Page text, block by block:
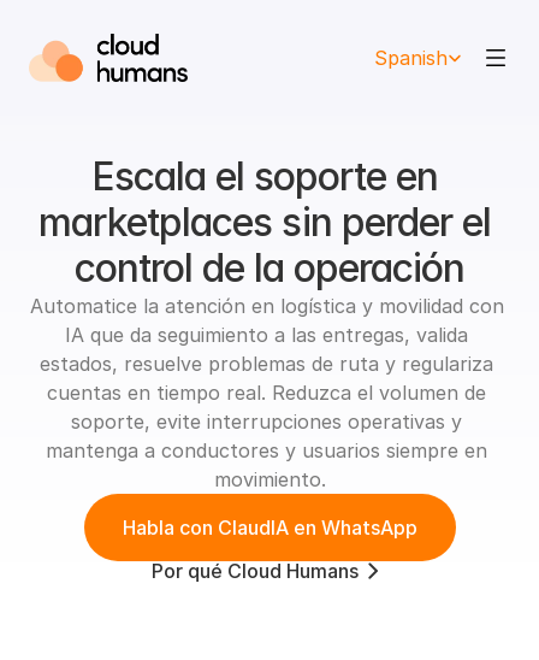
Spanish
Escala el soporte en
marketplaces sin perder el
control de la operación
Automatice la atención en logística y movilidad con
IA que da seguimiento a las entregas, valida
estados, resuelve problemas de ruta y regulariza
cuentas en tiempo real. Reduzca el volumen de
soporte, evite interrupciones operativas y
mantenga a conductores y usuarios siempre en
movimiento.
Habla con ClaudIA en WhatsApp
Por qué Cloud Humans